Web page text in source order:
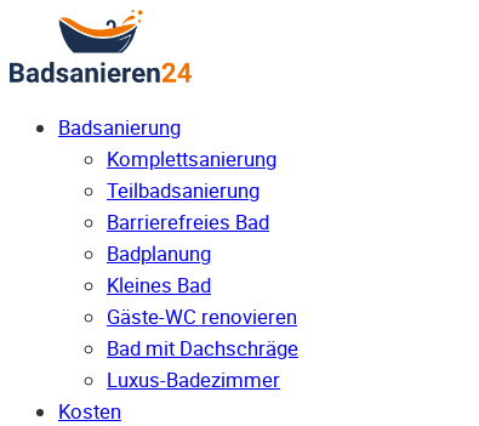
Badsanierung
Komplettsanierung
Teilbadsanierung
Barrierefreies Bad
Badplanung
Kleines Bad
Gäste-WC renovieren
Bad mit Dachschräge
Luxus-Badezimmer
Kosten